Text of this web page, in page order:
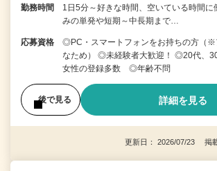
勤務時間
1日5分～好きな時間、空いている時間
みの単発や短期～中長期まで…
応募資格
◎PC・スマートフォンをお持ちの方（※
なため） ◎未経験者大歓迎！ ◎20代、
女性の登録多数 ◎年齢不問
後で見る 詳細を見る
更新日： 2026/07/23 掲